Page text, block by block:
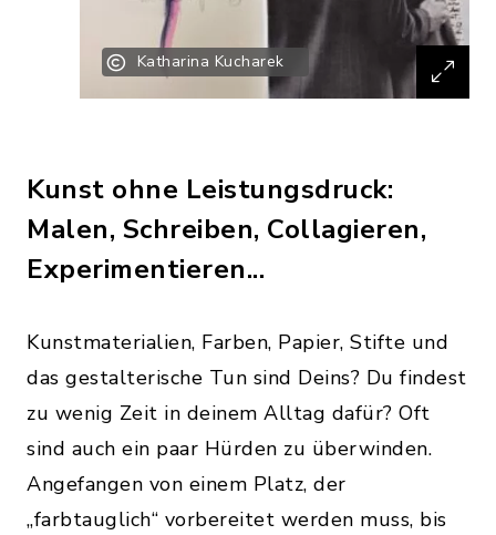
Katharina Kucharek
Kunst ohne Leistungsdruck:
Malen, Schreiben, Collagieren,
Experimentieren...
Kunstmaterialien, Farben, Papier, Stifte und
das gestalterische Tun sind Deins? Du findest
zu wenig Zeit in deinem Alltag dafür? Oft
sind auch ein paar Hürden zu überwinden.
Angefangen von einem Platz, der
„farbtauglich“ vorbereitet werden muss, bis